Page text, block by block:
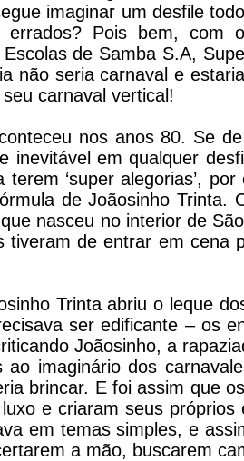
imaginar um desfile
errados? Pois bem, com
de Samba S.A,
não seria carnaval e
carnaval vertical!
nos anos 80. Se
inevitável em qualquer
terem ‘super alegorias’,
de Joãosinho
nasceu no interior de
tiveram de entrar em cena
Trinta abriu o leque
ser edificante – os
Joãosinho, a
ao imaginário dos
brincar. E foi assim que
e criaram seus
em temas simples, e
a mão, buscarem